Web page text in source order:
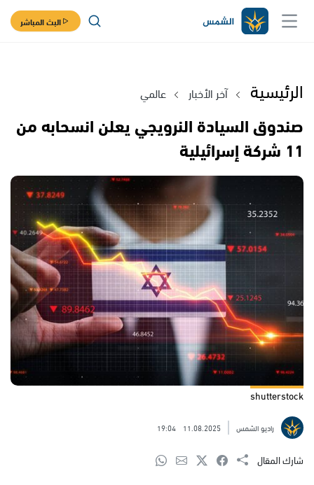
البث المباشر
الرئيسية آخر الأخبار عالمي
صندوق السيادة النرويجي يعلن انسحابه من
11 شركة إسرائيلية
shutterstock
راديو الشمس 11.08.2025
19:04
شارك المقال